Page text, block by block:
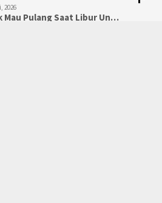
2026
Mau Pulang Saat Libur Un…